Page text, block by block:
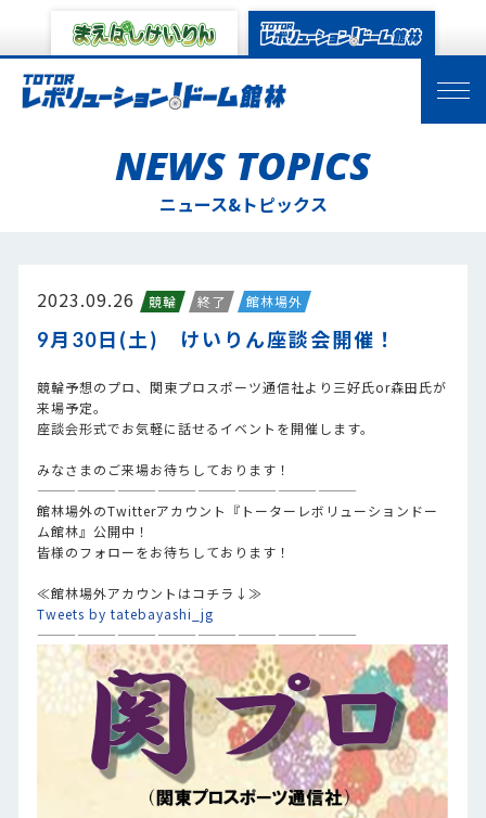
NEWS TOPICS
ニュース&トピックス
2023.09.26 競輪 終了 館林場外
9月30日(土) けいりん座談会開催！
競輪予想のプロ、関東プロスポーツ通信社より三好氏or森田氏が
来場予定。
座談会形式でお気軽に話せるイベントを開催します。
みなさまのご来場お待ちしております！
————————————————————————
館林場外のTwitterアカウント『トーターレボリューションドー
ム館林』公開中！
皆様のフォローをお待ちしております！
≪館林場外アカウントはコチラ↓≫
Tweets by tatebayashi_jg
————————————————————————